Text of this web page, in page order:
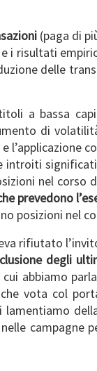
(paga di
i risultati
delle
a bassa
di
l’applicazione
introiti
nel corso
prevedono
posizioni nel
rifiutato
degli
abbiamo
vota col
campagne